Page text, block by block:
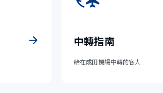
中轉指南
給在成田機場中轉的客人